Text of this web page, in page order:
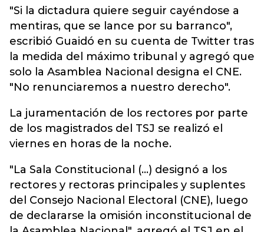
"Si la dictadura quiere seguir cayéndose a
mentiras, que se lance por su barranco",
escribió Guaidó en su cuenta de Twitter tras
la medida del máximo tribunal y agregó que
solo la Asamblea Nacional designa el CNE.
"No renunciaremos a nuestro derecho".
La juramentación de los rectores por parte
de los magistrados del TSJ se realizó el
viernes en horas de la noche.
"La Sala Constitucional (...) designó a los
rectores y rectoras principales y suplentes
del Consejo Nacional Electoral (CNE), luego
de declararse la omisión inconstitucional de